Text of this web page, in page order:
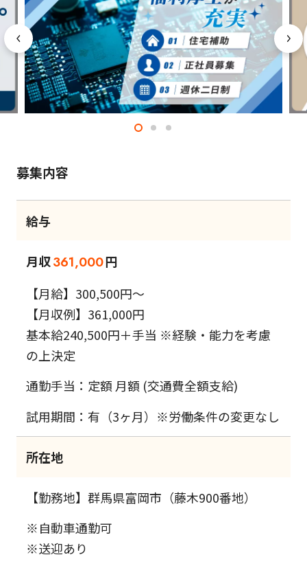
募集内容
給与
月収361,000円
【月給】300,500円～
【月収例】361,000円
基本給240,500円＋手当 ※経験・能力を考慮
の上決定
通勤手当：定額 月額 (交通費全額支給)
試用期間：有（3ヶ月）※労働条件の変更なし
所在地
【勤務地】群馬県富岡市（藤木900番地）
※自動車通勤可
※送迎あり